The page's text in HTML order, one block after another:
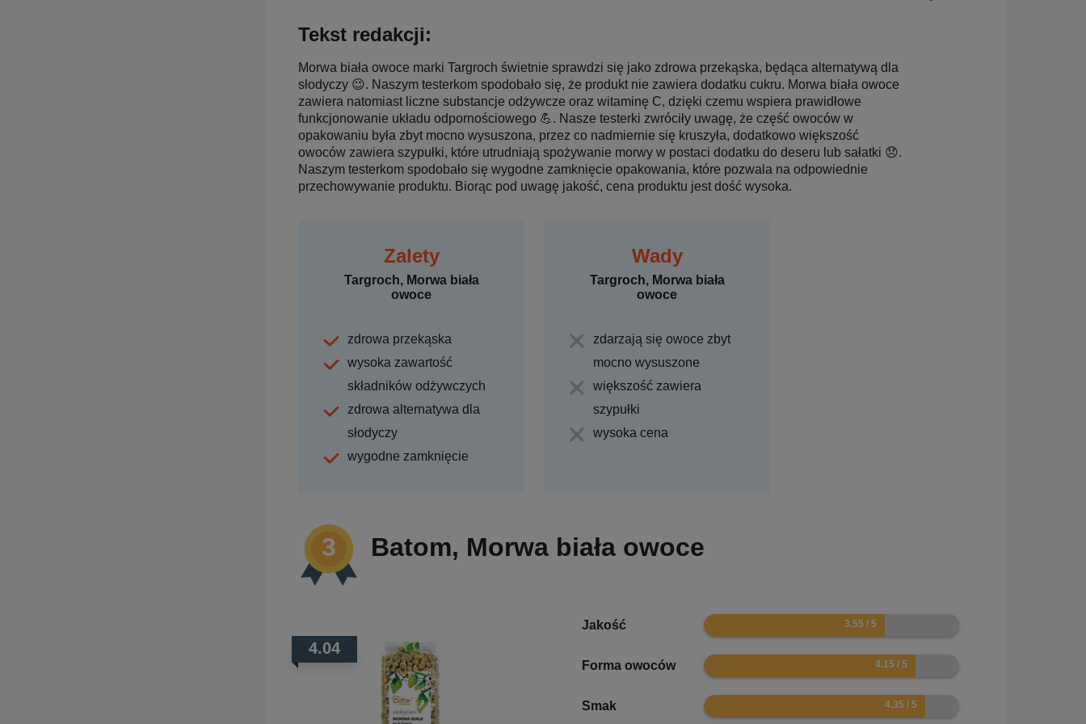
Tekst redakcji:
Morwa biała owoce marki Targroch świetnie sprawdzi się jako zdrowa przekąska, będąca alternatywą dla
słodyczy 😉. Naszym testerkom spodobało się, że produkt nie zawiera dodatku cukru. Morwa biała owoce
zawiera natomiast liczne substancje odżywcze oraz witaminę C, dzięki czemu wspiera prawidłowe
funkcjonowanie układu odpornościowego 💪. Nasze testerki zwróciły uwagę, że część owoców w
opakowaniu była zbyt mocno wysuszona, przez co nadmiernie się kruszyła, dodatkowo większość
owoców zawiera szypułki, które utrudniają spożywanie morwy w postaci dodatku do deseru lub sałatki 😞.
Naszym testerkom spodobało się wygodne zamknięcie opakowania, które pozwala na odpowiednie
przechowywanie produktu. Biorąc pod uwagę jakość, cena produktu jest dość wysoka.
Zalety
Targroch, Morwa biała
owoce
zdrowa przekąska
wysoka zawartość
składników odżywczych
zdrowa alternatywa dla
słodyczy
wygodne zamknięcie
Wady
Targroch, Morwa biała
owoce
zdarzają się owoce zbyt
mocno wysuszone
większość zawiera
szypułki
wysoka cena
Batom, Morwa biała owoce
4.04
Jakość 7.1
Forma owoców 8.3
Smak 8.7